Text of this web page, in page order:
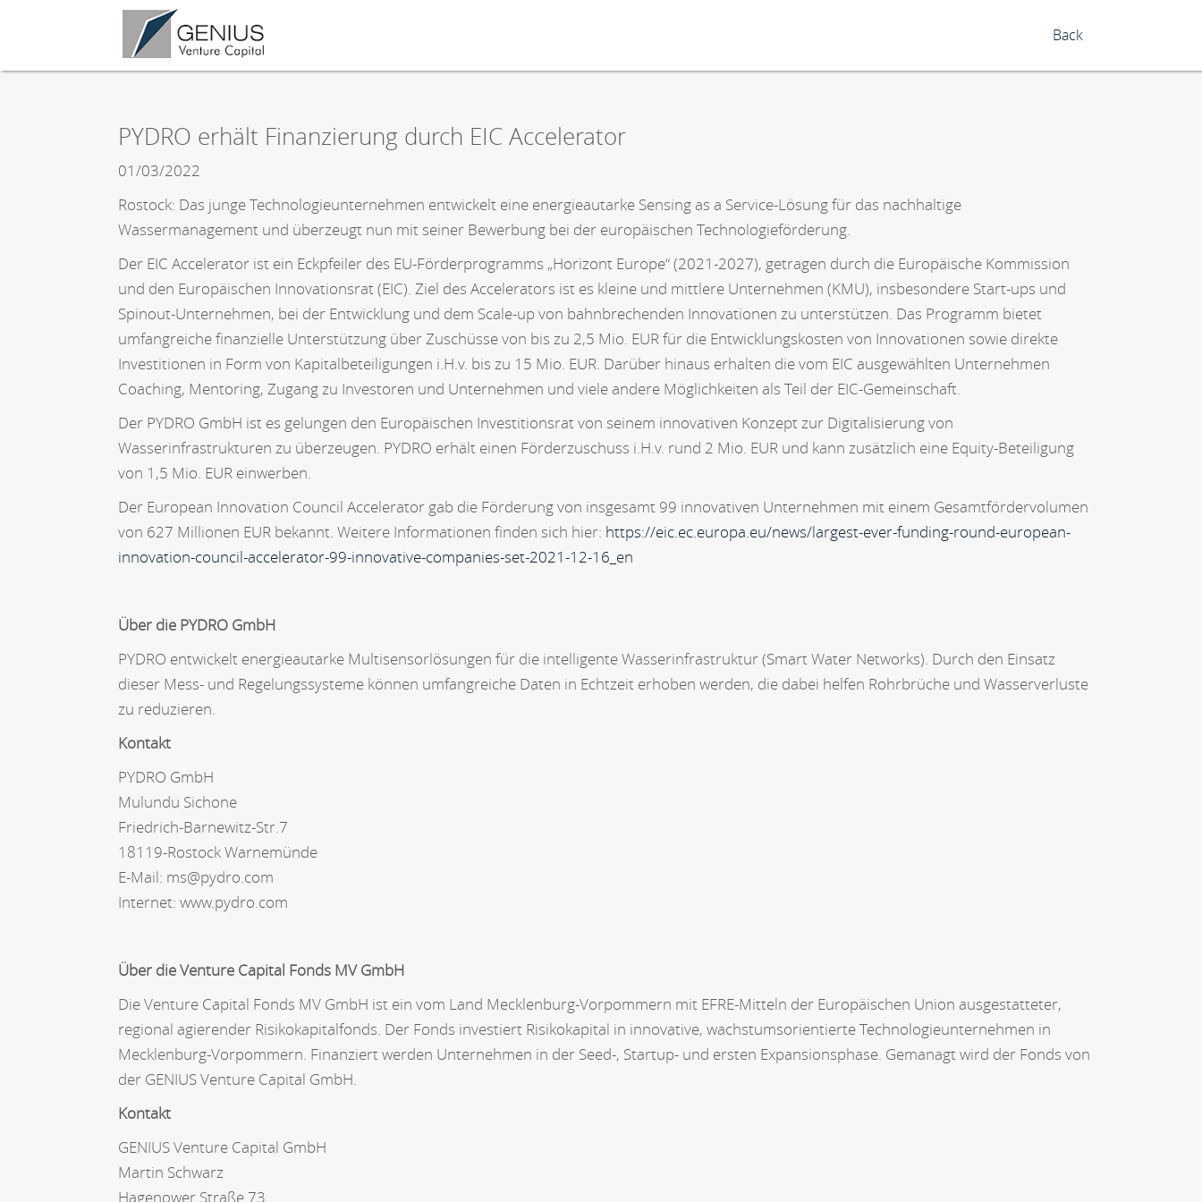
Back
PYDRO erhält Finanzierung durch EIC Accelerator
01/03/2022
Rostock: Das junge Technologieunternehmen entwickelt eine energieautarke Sensing as a Service-Lösung für das nachhaltige
Wassermanagement und überzeugt nun mit seiner Bewerbung bei der europäischen Technologieförderung.
Der EIC Accelerator ist ein Eckpfeiler des EU-Förderprogramms „Horizont Europe“ (2021-2027), getragen durch die Europäische Kommission
und den Europäischen Innovationsrat (EIC). Ziel des Accelerators ist es kleine und mittlere Unternehmen (KMU), insbesondere Start-ups und
Spinout-Unternehmen, bei der Entwicklung und dem Scale-up von bahnbrechenden Innovationen zu unterstützen. Das Programm bietet
umfangreiche finanzielle Unterstützung über Zuschüsse von bis zu 2,5 Mio. EUR für die Entwicklungskosten von Innovationen sowie direkte
Investitionen in Form von Kapitalbeteiligungen i.H.v. bis zu 15 Mio. EUR. Darüber hinaus erhalten die vom EIC ausgewählten Unternehmen
Coaching, Mentoring, Zugang zu Investoren und Unternehmen und viele andere Möglichkeiten als Teil der EIC-Gemeinschaft.
Der PYDRO GmbH ist es gelungen den Europäischen Investitionsrat von seinem innovativen Konzept zur Digitalisierung von
Wasserinfrastrukturen zu überzeugen. PYDRO erhält einen Förderzuschuss i.H.v. rund 2 Mio. EUR und kann zusätzlich eine Equity-Beteiligung
von 1,5 Mio. EUR einwerben.
Der European Innovation Council Accelerator gab die Förderung von insgesamt 99 innovativen Unternehmen mit einem Gesamtfördervolumen
von 627 Millionen EUR bekannt. Weitere Informationen finden sich hier: https://eic.ec.europa.eu/news/largest-ever-funding-round-european-
innovation-council-accelerator-99-innovative-companies-set-2021-12-16_en
Über die PYDRO GmbH
PYDRO entwickelt energieautarke Multisensorlösungen für die intelligente Wasserinfrastruktur (Smart Water Networks). Durch den Einsatz
dieser Mess- und Regelungssysteme können umfangreiche Daten in Echtzeit erhoben werden, die dabei helfen Rohrbrüche und Wasserverluste
zu reduzieren.
Kontakt
PYDRO GmbH
Mulundu Sichone
Friedrich-Barnewitz-Str.7
18119-Rostock Warnemünde
E-Mail: ms@pydro.com
Internet: www.pydro.com
Über die Venture Capital Fonds MV GmbH
Die Venture Capital Fonds MV GmbH ist ein vom Land Mecklenburg-Vorpommern mit EFRE-Mitteln der Europäischen Union ausgestatteter,
regional agierender Risikokapitalfonds. Der Fonds investiert Risikokapital in innovative, wachstumsorientierte Technologieunternehmen in
Mecklenburg-Vorpommern. Finanziert werden Unternehmen in der Seed-, Startup- und ersten Expansionsphase. Gemanagt wird der Fonds von
der GENIUS Venture Capital GmbH.
Kontakt
GENIUS Venture Capital GmbH
Martin Schwarz
Hagenower Straße 73